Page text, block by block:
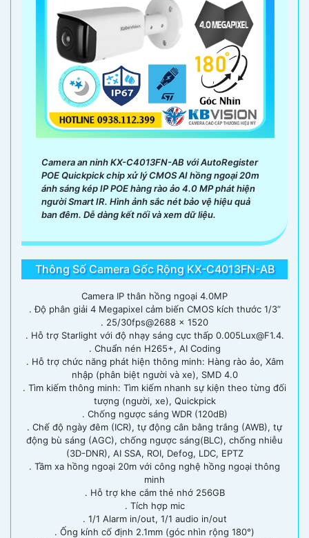
Camera an ninh KX-C4013FN-AB với AutoRegister
POE Quickpick chip xử lý CMOS AI hồng ngoại 20m
ánh sáng kép IP POE hàng rào ảo 4.0 MP phát hiện
người Smart IR. Hình ảnh sắc nét bảo vệ hiệu quả
ban đêm. Dễ dàng kết nối và xem dữ liệu.
Thông Số Camera Gốc Rộng KX-C4013FN-AB
Camera IP thân hồng ngoại 4.0MP
. Độ phân giải 4 Megapixel cảm biến CMOS kích thước 1/3”
. 25/30fps@2688 × 1520
. Hỗ trợ Starlight với độ nhạy sáng cực thấp 0.005Lux@F1.4.
. Chuẩn nén H265+, AI Coding
. Hỗ trợ chức năng phát hiện thông minh: Hàng rào ảo, Xâm
nhập (phân biệt người và xe), SMD 4.0
. Tìm kiếm thông minh: Tìm kiếm nhanh sự kiện theo từng đối
tượng (người, xe), Quickpick
. Chống ngược sáng WDR (120dB)
. Chế độ ngày đêm (ICR), tự động cân bằng trắng (AWB), tự
động bù sáng (AGC), chống ngược sáng(BLC), chống nhiễu
(3D-DNR), AI SSA, ROI, Defog, LDC, EPTZ
. Tầm xa hồng ngoại 20m với công nghệ hồng ngoại thông
minh
. Hỗ trợ khe cắm thẻ nhớ 256GB
. Tích hợp mic
. 1/1 Alarm in/out, 1/1 audio in/out
. Ống kính cố định 2.1mm (góc nhìn rộng 180°)